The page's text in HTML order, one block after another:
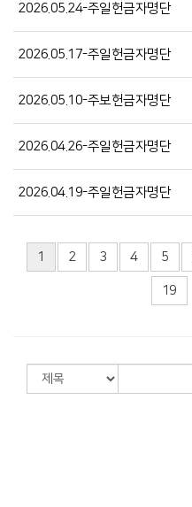
2026.05.24-주일헌금자명단
2026.05.17-주일헌금자명단
2026.05.10-주보헌금자명단
2026.04.26-주일헌금자명단
2026.04.19-주일헌금자명단
1 2 3 4 5
19